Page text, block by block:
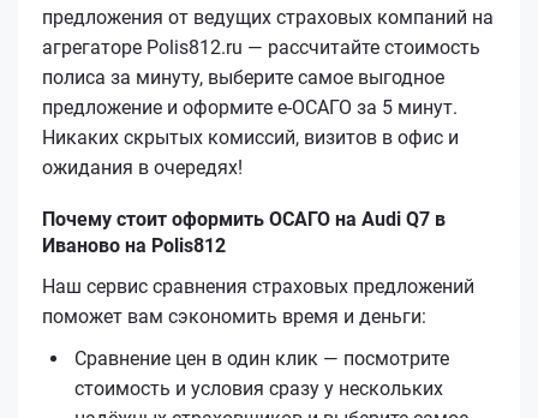
предложения от ведущих страховых компаний на
агрегаторе Polis812.ru — рассчитайте стоимость
полиса за минуту, выберите самое выгодное
предложение и оформите е‑ОСАГО за 5 минут.
Никаких скрытых комиссий, визитов в офис и
ожидания в очередях!
Почему стоит оформить ОСАГО на Audi Q7 в
Иваново на Polis812
Наш сервис сравнения страховых предложений
поможет вам сэкономить время и деньги:
Сравнение цен в один клик — посмотрите
стоимость и условия сразу у нескольких